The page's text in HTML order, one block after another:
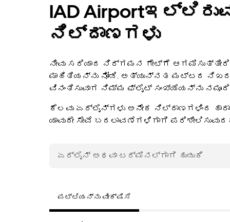
IAD
ನಿಲ್ದಾಣಗಳು
ನೀವು ಸರಿಯಾದ ನಿರ್ಗಮನ ಗೇಟ್‌ಗೆ
ಮಾಹಿತಿಯನ್ನು ನೋಡಿ. ಅತ್ಯುನ್ನತ ಮಟ್ಟದ
ವಿನಂತಿಸುವಾಗ ನಿಮ್ಮ ಫ್ಲೈಟ್ ಸಂಖ್ಯೆಯನ್ನು
ಕೆಲವು ಏರ್‌ಲೈನ್‌ಗಳು ಅನೇಕ ನಿಲ್ದಾಣಗಳಿಂದ
ಯಾವುದೇ ಸೇವೆ ಬದಲಾವಣೆಗಳಿಗಾಗಿ
ಪಟ್ಟಿಯನ್ನು ವೀಕ್ಷಿಸಿ